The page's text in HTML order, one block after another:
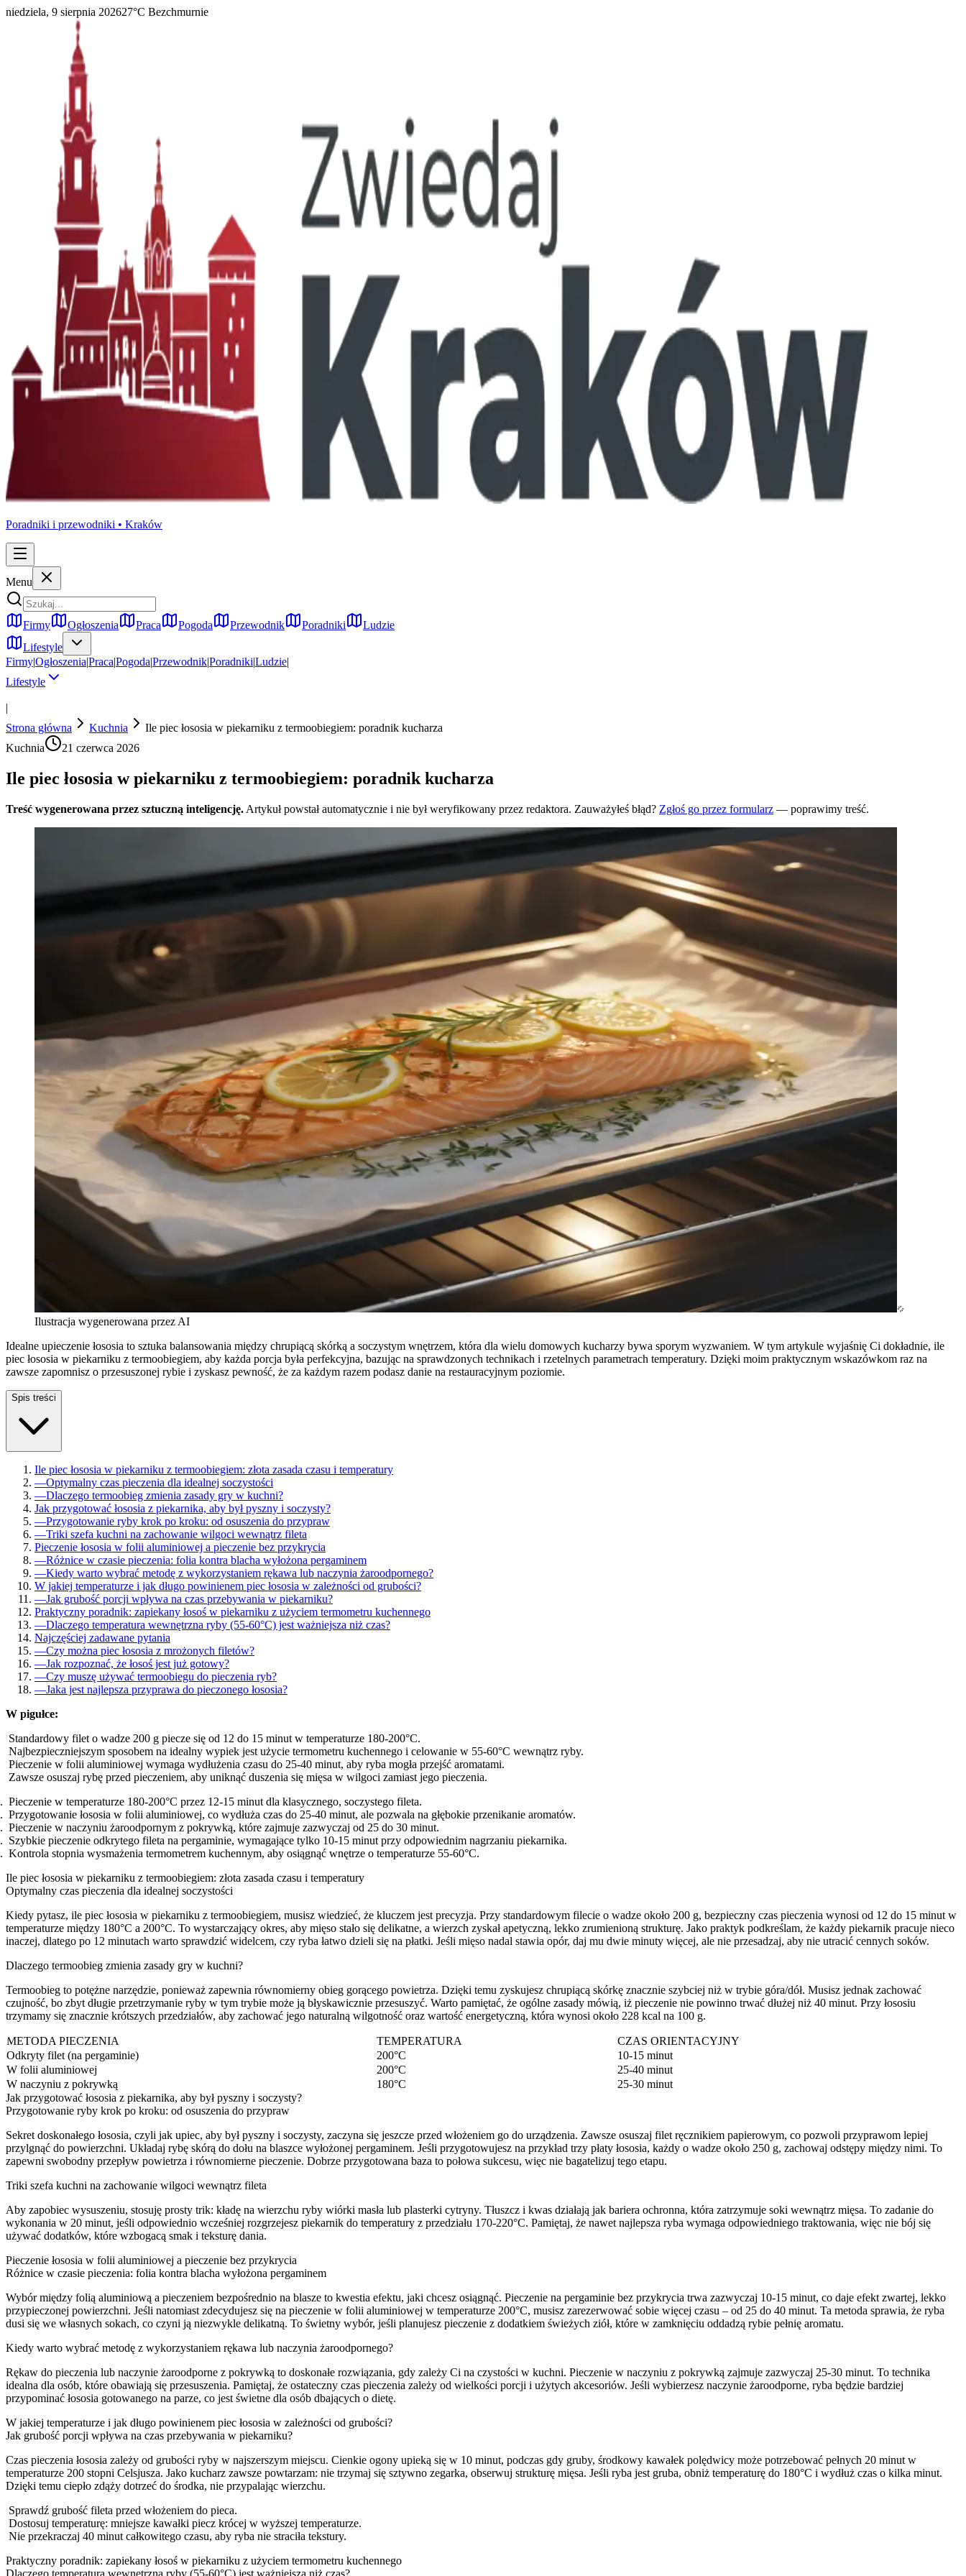
niedziela, 9 sierpnia 202627°C Bezchmurnie
Poradniki i przewodniki • Kraków
Menu
Firmy Ogłoszenia Praca Pogoda Przewodnik Poradniki
Ludzie
Lifestyle
Firmy|Ogłoszenia|Praca|Pogoda|Przewodnik|Poradniki|Ludzie|
Lifestyle
|
Strona główna
Kuchnia
Ile piec łososia w piekarniku z termoobiegiem: poradnik kucharza
Kuchnia
21 czerwca 2026
Ile piec łososia w piekarniku z termoobiegiem: poradnik kucharza
Treść wygenerowana przez sztuczną inteligencję. Artykuł powstał automatycznie i nie był weryfikowany przez redaktora. Zauważyłeś błąd? Zgłoś go przez formularz — poprawimy treść.
Ilustracja wygenerowana przez AI
Idealne upieczenie łososia to sztuka balansowania między chrupiącą skórką a soczystym wnętrzem, która dla wielu domowych kucharzy bywa sporym wyzwaniem. W tym artykule wyjaśnię Ci dokładnie, ile
piec łososia w piekarniku z termoobiegiem, aby każda porcja była perfekcyjna, bazując na sprawdzonych technikach i rzetelnych parametrach temperatury. Dzięki moim praktycznym wskazówkom raz na
zawsze zapomnisz o przesuszonej rybie i zyskasz pewność, że za każdym razem podasz danie na restauracyjnym poziomie.
Spis treści
Ile piec łososia w piekarniku z termoobiegiem: złota zasada czasu i temperatury
—Optymalny czas pieczenia dla idealnej soczystości
—Dlaczego termoobieg zmienia zasady gry w kuchni?
Jak przygotować łososia z piekarnika, aby był pyszny i soczysty?
—Przygotowanie ryby krok po kroku: od osuszenia do przypraw
—Triki szefa kuchni na zachowanie wilgoci wewnątrz fileta
Pieczenie łososia w folii aluminiowej a pieczenie bez przykrycia
—Różnice w czasie pieczenia: folia kontra blacha wyłożona pergaminem
—Kiedy warto wybrać metodę z wykorzystaniem rękawa lub naczynia żaroodpornego?
W jakiej temperaturze i jak długo powinienem piec łososia w zależności od grubości?
—Jak grubość porcji wpływa na czas przebywania w piekarniku?
Praktyczny poradnik: zapiekany łosoś w piekarniku z użyciem termometru kuchennego
—Dlaczego temperatura wewnętrzna ryby (55-60°C) jest ważniejsza niż czas?
Najczęściej zadawane pytania
—Czy można piec łososia z mrożonych filetów?
—Jak rozpoznać, że łosoś jest już gotowy?
—Czy muszę używać termoobiegu do pieczenia ryb?
—Jaka jest najlepsza przyprawa do pieczonego łososia?
W pigułce:
Standardowy filet o wadze 200 g piecze się od 12 do 15 minut w temperaturze 180-200°C.
Najbezpieczniejszym sposobem na idealny wypiek jest użycie termometru kuchennego i celowanie w 55-60°C wewnątrz ryby.
Pieczenie w folii aluminiowej wymaga wydłużenia czasu do 25-40 minut, aby ryba mogła przejść aromatami.
Zawsze osuszaj rybę przed pieczeniem, aby uniknąć duszenia się mięsa w wilgoci zamiast jego pieczenia.
Pieczenie w temperaturze 180-200°C przez 12-15 minut dla klasycznego, soczystego fileta.
Przygotowanie łososia w folii aluminiowej, co wydłuża czas do 25-40 minut, ale pozwala na głębokie przenikanie aromatów.
Pieczenie w naczyniu żaroodpornym z pokrywką, które zajmuje zazwyczaj od 25 do 30 minut.
Szybkie pieczenie odkrytego fileta na pergaminie, wymagające tylko 10-15 minut przy odpowiednim nagrzaniu piekarnika.
Kontrola stopnia wysmażenia termometrem kuchennym, aby osiągnąć wnętrze o temperaturze 55-60°C.
Ile piec łososia w piekarniku z termoobiegiem: złota zasada czasu i temperatury
Optymalny czas pieczenia dla idealnej soczystości
Kiedy pytasz, ile piec łososia w piekarniku z termoobiegiem, musisz wiedzieć, że kluczem jest precyzja. Przy standardowym filecie o wadze około 200 g, bezpieczny czas pieczenia wynosi od 12 do 15 minut w
temperaturze między 180°C a 200°C. To wystarczający okres, aby mięso stało się delikatne, a wierzch zyskał apetyczną, lekko zrumienioną strukturę. Jako praktyk podkreślam, że każdy piekarnik pracuje nieco
inaczej, dlatego po 12 minutach warto sprawdzić widelcem, czy ryba łatwo dzieli się na płatki. Jeśli mięso nadal stawia opór, daj mu dwie minuty więcej, ale nie przesadzaj, aby nie utracić cennych soków.
Dlaczego termoobieg zmienia zasady gry w kuchni?
Termoobieg to potężne narzędzie, ponieważ zapewnia równomierny obieg gorącego powietrza. Dzięki temu zyskujesz chrupiącą skórkę znacznie szybciej niż w trybie góra/dół. Musisz jednak zachować
czujność, bo zbyt długie przetrzymanie ryby w tym trybie może ją błyskawicznie przesuszyć. Warto pamiętać, że ogólne zasady mówią, iż pieczenie nie powinno trwać dłużej niż 40 minut. Przy łososiu
trzymamy się znacznie krótszych przedziałów, aby zachować jego naturalną wilgotność oraz wartość energetyczną, która wynosi około 228 kcal na 100 g.
METODA PIECZENIA TEMPERATURA
CZAS ORIENTACYJNY
Odkryty filet (na pergaminie)
200°C
10-15 minut
W folii aluminiowej
200°C
25-40 minut
W naczyniu z pokrywką
180°C
25-30 minut
Jak przygotować łososia z piekarnika, aby był pyszny i soczysty?
Przygotowanie ryby krok po kroku: od osuszenia do przypraw
Sekret doskonałego łososia, czyli jak upiec, aby był pyszny i soczysty, zaczyna się jeszcze przed włożeniem go do urządzenia. Zawsze osuszaj filet ręcznikiem papierowym, co pozwoli przyprawom lepiej
przylgnąć do powierzchni. Układaj rybę skórą do dołu na blaszce wyłożonej pergaminem. Jeśli przygotowujesz na przykład trzy płaty łososia, każdy o wadze około 250 g, zachowaj odstępy między nimi. To
zapewni swobodny przepływ powietrza i równomierne pieczenie. Dobrze przygotowana baza to połowa sukcesu, więc nie bagatelizuj tego etapu.
Triki szefa kuchni na zachowanie wilgoci wewnątrz fileta
Aby zapobiec wysuszeniu, stosuję prosty trik: kładę na wierzchu ryby wiórki masła lub plasterki cytryny. Tłuszcz i kwas działają jak bariera ochronna, która zatrzymuje soki wewnątrz mięsa. To zadanie do
wykonania w 20 minut, jeśli odpowiednio wcześniej rozgrzejesz piekarnik do temperatury z przedziału 170-220°C. Pamiętaj, że nawet najlepsza ryba wymaga odpowiedniego traktowania, więc nie bój się
używać dodatków, które wzbogacą smak i teksturę dania.
Pieczenie łososia w folii aluminiowej a pieczenie bez przykrycia
Różnice w czasie pieczenia: folia kontra blacha wyłożona pergaminem
Wybór między folią aluminiową a pieczeniem bezpośrednio na blasze to kwestia efektu, jaki chcesz osiągnąć. Pieczenie na pergaminie bez przykrycia trwa zazwyczaj 10-15 minut, co daje efekt zwartej, lekko
przypieczonej powierzchni. Jeśli natomiast zdecydujesz się na pieczenie w folii aluminiowej w temperaturze 200°C, musisz zarezerwować sobie więcej czasu – od 25 do 40 minut. Ta metoda sprawia, że ryba
dusi się we własnych sokach, co czyni ją niezwykle delikatną. To świetny wybór, jeśli planujesz pieczenie z dodatkiem świeżych ziół, które w zamknięciu oddadzą rybie pełnię aromatu.
Kiedy warto wybrać metodę z wykorzystaniem rękawa lub naczynia żaroodpornego?
Rękaw do pieczenia lub naczynie żaroodporne z pokrywką to doskonałe rozwiązania, gdy zależy Ci na czystości w kuchni. Pieczenie w naczyniu z pokrywką zajmuje zazwyczaj 25-30 minut. To technika
idealna dla osób, które obawiają się przesuszenia. Pamiętaj, że ostateczny czas pieczenia zależy od wielkości porcji i użytych akcesoriów. Jeśli wybierzesz naczynie żaroodporne, ryba będzie bardziej
przypominać łososia gotowanego na parze, co jest świetne dla osób dbających o dietę.
W jakiej temperaturze i jak długo powinienem piec łososia w zależności od grubości?
Jak grubość porcji wpływa na czas przebywania w piekarniku?
Czas pieczenia łososia zależy od grubości ryby w najszerszym miejscu. Cienkie ogony upieką się w 10 minut, podczas gdy gruby, środkowy kawałek polędwicy może potrzebować pełnych 20 minut w
temperaturze 200 stopni Celsjusza. Jako kucharz zawsze powtarzam: nie trzymaj się sztywno zegarka, obserwuj strukturę mięsa. Jeśli ryba jest gruba, obniż temperaturę do 180°C i wydłuż czas o kilka minut.
Dzięki temu ciepło zdąży dotrzeć do środka, nie przypalając wierzchu.
Sprawdź grubość fileta przed włożeniem do pieca.
Dostosuj temperaturę: mniejsze kawałki piecz krócej w wyższej temperaturze.
Nie przekraczaj 40 minut całkowitego czasu, aby ryba nie straciła tekstury.
Praktyczny poradnik: zapiekany łosoś w piekarniku z użyciem termometru kuchennego
Dlaczego temperatura wewnętrzna ryby (55-60°C) jest ważniejsza niż czas?